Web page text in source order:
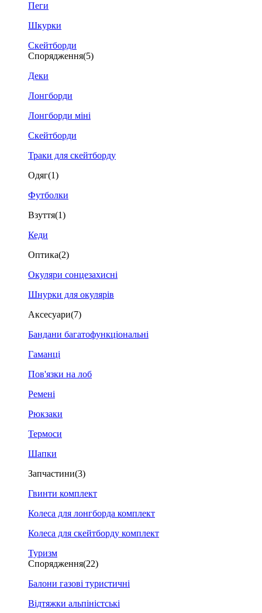
Пеги
Шкурки
Скейтборди
Спорядження(5)
Деки
Лонгборди
Лонгборди міні
Скейтборди
Траки для скейтборду
Одяг(1)
Футболки
Взуття(1)
Кеди
Оптика(2)
Окуляри сонцезахисні
Шнурки для окулярів
Аксесуари(7)
Бандани багатофункціональні
Гаманці
Пов'язки на лоб
Ремені
Рюкзаки
Термоси
Шапки
Запчастини(3)
Гвинти комплект
Колеса для лонгборда комплект
Колеса для скейтборду комплект
Туризм
Спорядження(22)
Балони газові туристичні
Відтяжки альпіністські